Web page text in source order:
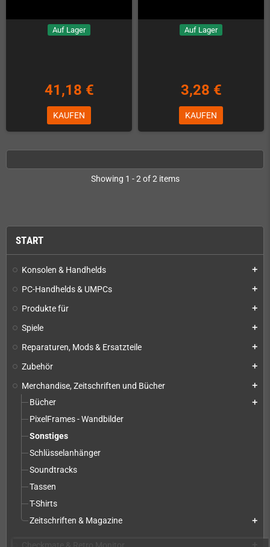
START
Konsolen & Handhelds add
PC-Handhelds & UMPCs add
Produkte für add
Spiele add
Reparaturen, Mods & Ersatzteile add
Zubehör add
Merchandise, Zeitschriften und Bücher add
Bücher add
PixelFrames - Wandbilder
Sonstiges
Schlüsselanhänger
Soundtracks
Tassen
T-Shirts
Zeitschriften & Magazine
add
Auf Lager
41,18 €
KAUFEN
Auf Lager
3,28 €
KAUFEN
Showing 1 - 2 of 2 items